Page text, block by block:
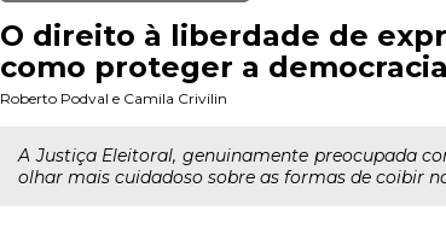
O direito à liberdade de
como proteger a
Roberto Podval e Camila Crivilin
A Justiça Eleitoral, genuinamente preocupada
olhar mais cuidadoso sobre as formas de coibir